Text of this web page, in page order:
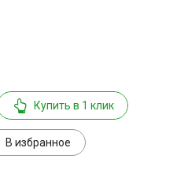
Купить в 1 клик
В избранное